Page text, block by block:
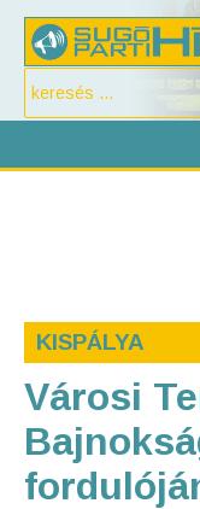
KISPÁLYA
Városi